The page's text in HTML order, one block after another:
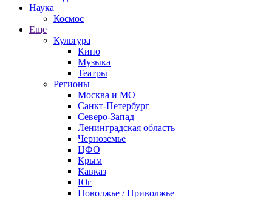
Наука
Космос
Еще
Культура
Кино
Музыка
Театры
Регионы
Москва и МО
Санкт-Петербург
Северо-Запад
Ленинградская область
Черноземье
ЦФО
Крым
Кавказ
Юг
Поволжье / Приволжье